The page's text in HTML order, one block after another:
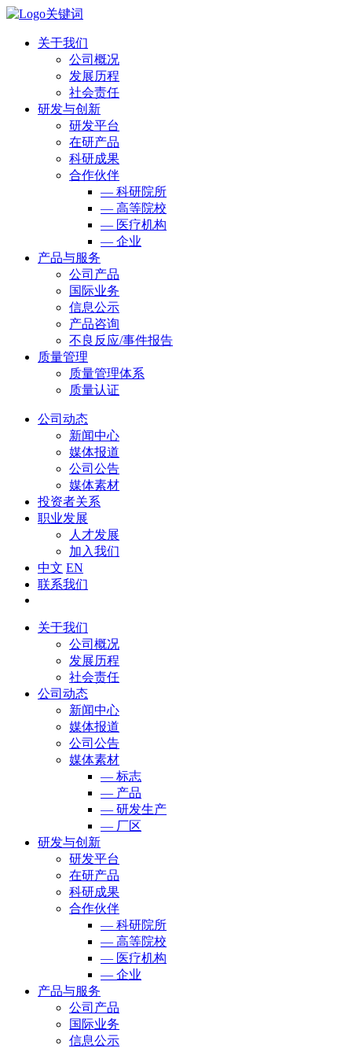
关于我们
公司概况
发展历程
社会责任
研发与创新
研发平台
在研产品
科研成果
合作伙伴
— 科研院所
— 高等院校
— 医疗机构
— 企业
产品与服务
公司产品
国际业务
信息公示
产品咨询
不良反应/事件报告
质量管理
质量管理体系
质量认证
公司动态
新闻中心
媒体报道
公司公告
媒体素材
投资者关系
职业发展
人才发展
加入我们
中文 EN
联系我们
关于我们
公司概况
发展历程
社会责任
公司动态
新闻中心
媒体报道
公司公告
媒体素材
— 标志
— 产品
— 研发生产
— 厂区
研发与创新
研发平台
在研产品
科研成果
合作伙伴
— 科研院所
— 高等院校
— 医疗机构
— 企业
产品与服务
公司产品
国际业务
信息公示